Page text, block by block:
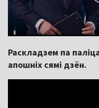
Раскладзем па
апошніх сямі дзён.